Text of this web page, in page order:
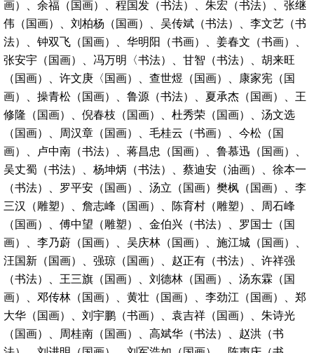
画）、余福（国画）、程国发（书法）、朱宏（书法）、张继
伟（国画）、刘柏杨（国画）、吴传斌（书法）、李文艺（书
法）、钟双飞（国画）、华明阳（书画）、姜春文（书画）、
张安宇（国画）、冯万明〈书法）、甘智（书法）、胡来旺
（国画）、许文庚〈国画）、查世煜（国画）、康家宪（国
画）、操青松（国画）、鲁源（书法）、夏承杰（国画）、王
修隆（国画）、倪春枝（国画）、杜秀荣（国画）、汤文选
（国画）、周汉章（国画）、毛桂云（书画）、今松（国
画）、卢中南（书法）、蒋昌忠（国画）、鲁慕迅（国画）、
吴丈蜀（书法）、杨坤炳（书法）、蔡迪安（油画）、徐本一
（书法）、罗平安（国画）、汤立（国画）樊枫（国画）、李
三汉（雕塑）、詹志峰（国画）、陈育村（雕塑）、周石峰
（国画）、傅中望（雕塑）、金伯兴（书法）、罗国士（国
画）、李乃蔚（国画）、吴庆林（国画）、施江城（国画）、
汪国新（国画）、强琼（国画）、赵正有（书法）、许祥强
（书法）、王三旗（国画）、刘德林（国画）、汤东霖（国
画）、邓传林（国画）、黄壮（国画）、李劲江（国画）、郑
大华（国画）、刘宇鹏（书画）、袁吉祥（国画）、朱诗光
（国画）、周桂南（国画）、高斌华（书法）、赵洪（书